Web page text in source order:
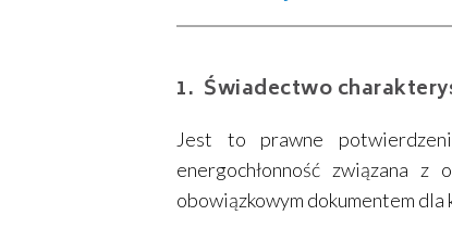
Świadectwo
Jest to prawne
energochłonność związana
obowiązkowym dokumentem dla